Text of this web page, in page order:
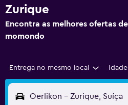
Zurique
Encontra as melhores ofertas
momondo
Entrega no mesmo local
Oerlikon - Zurique, Suíça